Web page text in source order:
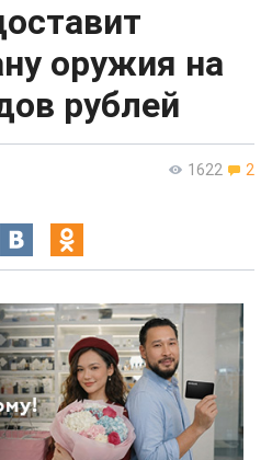
оружия на
рублей
1622 2